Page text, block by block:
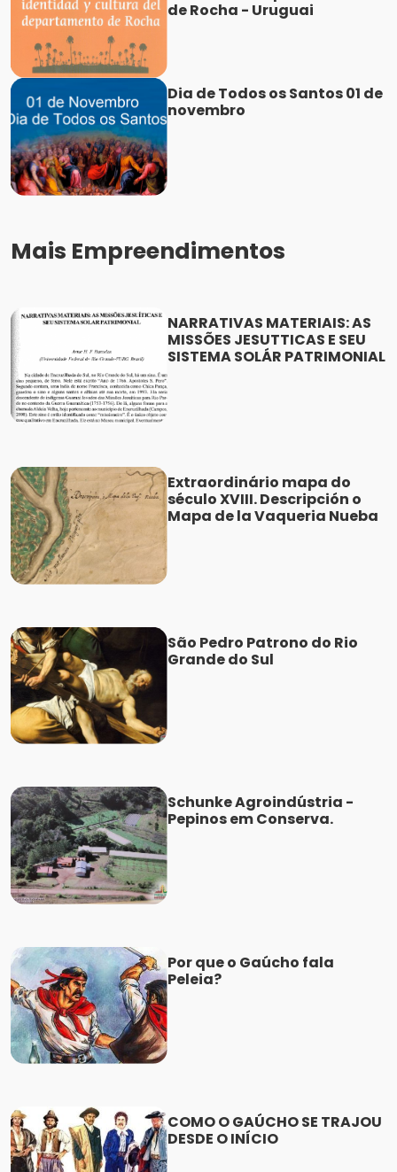
de Rocha - Uruguai
Dia de Todos os Santos 01 de
novembro
Mais Empreendimentos
NARRATIVAS MATERIAIS: AS
MISSÕES JESUTTICAS E SEU
SISTEMA SOLÁR PATRIMONIAL
Extraordinário mapa do
século XVIII. Descripción o
Mapa de la Vaqueria Nueba
São Pedro Patrono do Rio
Grande do Sul
Schunke Agroindústria -
Pepinos em Conserva.
Por que o Gaúcho fala
Peleia?
COMO O GAÚCHO SE TRAJOU
DESDE O INÍCIO